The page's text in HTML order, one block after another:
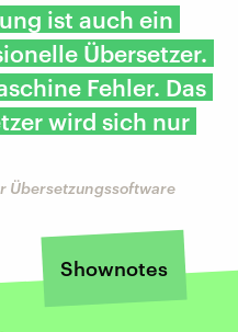
ist auch ein
Übersetzer.
Fehler. Das
wird sich nur
Übersetzungssoftware
Shownotes